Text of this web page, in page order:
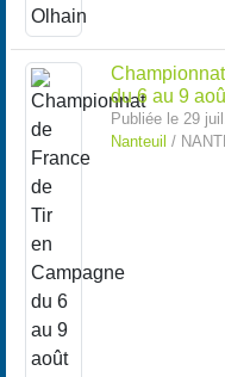
du 6 au 9
Publiée le 29
Nanteuil /